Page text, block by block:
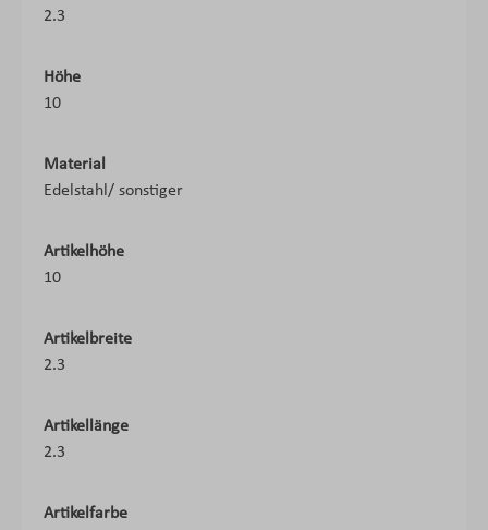
2.3
Höhe
10
Material
Edelstahl/ sonstiger
Artikelhöhe
10
Artikelbreite
2.3
Artikellänge
2.3
Artikelfarbe